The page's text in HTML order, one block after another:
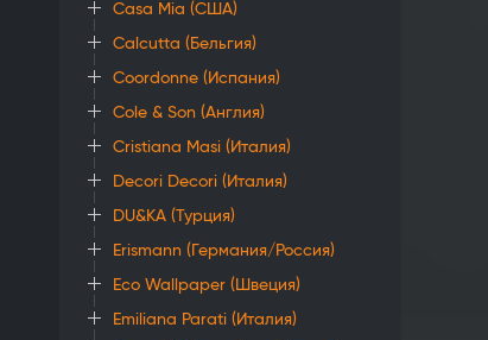
Casa Mia (США)
Calcutta (Бельгия)
Coordonne (Испания)
Cole & Son (Англия)
Cristiana Masi (Италия)
Decori Decori (Италия)
DU&KA (Турция)
Erismann (Германия/Россия)
Eco Wallpaper (Швеция)
Emiliana Parati (Италия)